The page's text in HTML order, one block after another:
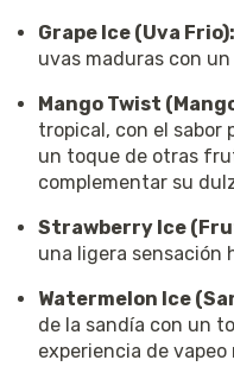
Grape Ice (Uva Frio):
uvas maduras con
Mango Twist
tropical, con el sabor
un toque de otras
complementar su
Strawberry Ice
una ligera sensación
Watermelon Ice
de la sandía con un
experiencia de